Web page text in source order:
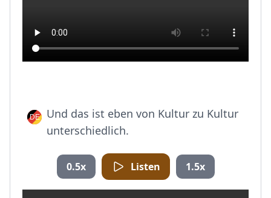
Und das ist eben von Kultur zu Kultur
unterschiedlich.
0.5x Listen 1.5x